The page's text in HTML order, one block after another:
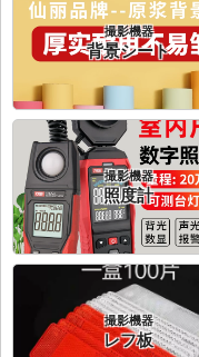
撮影機器
背景シート
撮影機器
照度計
撮影機器
レフ板